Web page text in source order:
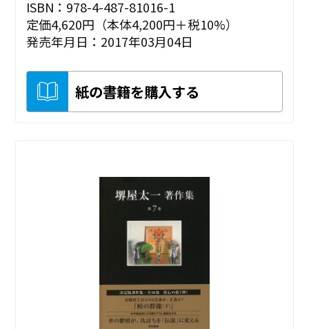
ISBN：978-4-487-81016-1
定価4,620円（本体4,200円＋税10%）
発売年月日：2017年03月04日
紙の書籍を購入する